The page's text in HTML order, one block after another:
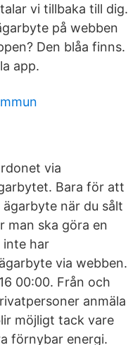
vi tillbaka till dig.
på webben
Den blåa finns.
app.
via
Bara för att
när du sålt
man ska göra en
inte har
via webben.
00:00. Från och
anmäla
möjligt tack vare
förnybar energi.